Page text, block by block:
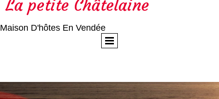
La petite Châtelaine
Maison D'hôtes En Vendée